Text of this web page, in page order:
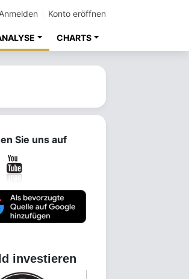
Anmelden Konto eröffnen
CHARTS
Sie uns auf
investieren